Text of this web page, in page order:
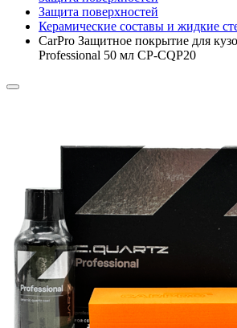
Защита поверхностей
Керамические составы и жидкие
CarPro Защитное покрытие для
Professional 50 мл CP-CQP20